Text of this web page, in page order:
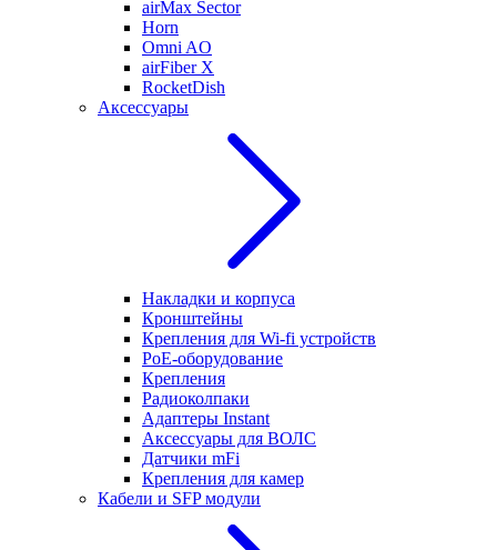
airMax Sector
Horn
Omni AO
airFiber X
RocketDish
Аксессуары
Накладки и корпуса
Кронштейны
Крепления для Wi-fi устройств
РоЕ-оборудование
Крепления
Радиоколпаки
Адаптеры Instant
Аксессуары для ВОЛС
Датчики mFi
Крепления для камер
Кабели и SFP модули